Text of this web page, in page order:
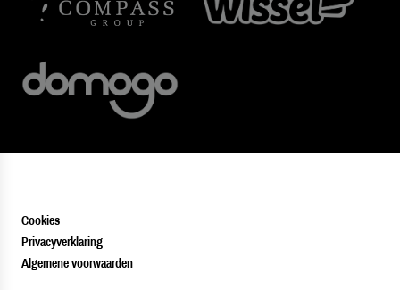
Cookies
Privacyverklaring
Algemene voorwaarden